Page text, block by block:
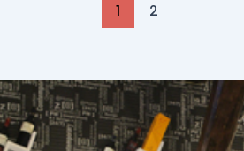
1 2